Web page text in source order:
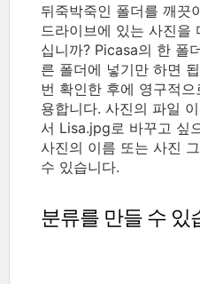
뒤죽박죽인 폴더를 깨끗
드라이브에 있는 사진을
십니까? Picasa의 한 폴
른 폴더에 넣기만 하면
번 확인한 후에 영구적
용합니다. 사진의 파일
서 Lisa.jpg로 바꾸고 싶
사진의 이름 또는 사진
수 있습니다.
분류를 만들 수 있